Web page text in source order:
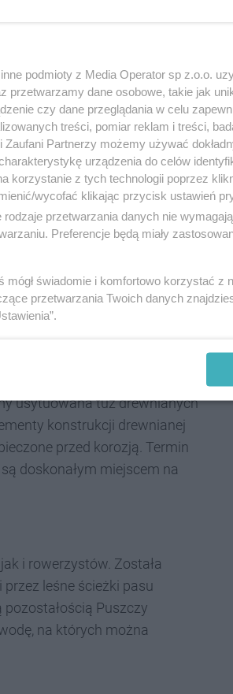
100 lub Nad Jeziorem 45.
tam wolne miejsce.
Myśliwskim w
z trasy, w głąb lasu
na trasie Katowice-
sporty wodne. Na
ponad 130 hektarów, a średnia
się na przekąskę, serwowaną
usytuowana tuż drewnianych
konstrukcji drewnianej
przed korozją. Termin
doskonałym miejscem na
i rowerzystów. Została
leśne ścieżki pasu
Puszczy
na których można
podmioty z Media Operator sp z.o.o.
przetwarzamy dane osobowe, takie jak
czy dane przeglądania w celu
treści, pomiar reklam i treści,
Partnerzy możemy używać
urządzenia do celów
korzystanie z tych technologii poprzez
wycofać klikając przycisk ustawień
rodzaje przetwarzania danych nie
Preferencje będą miały
świadomie i komfortowo korzystać z
przetwarzania Twoich danych